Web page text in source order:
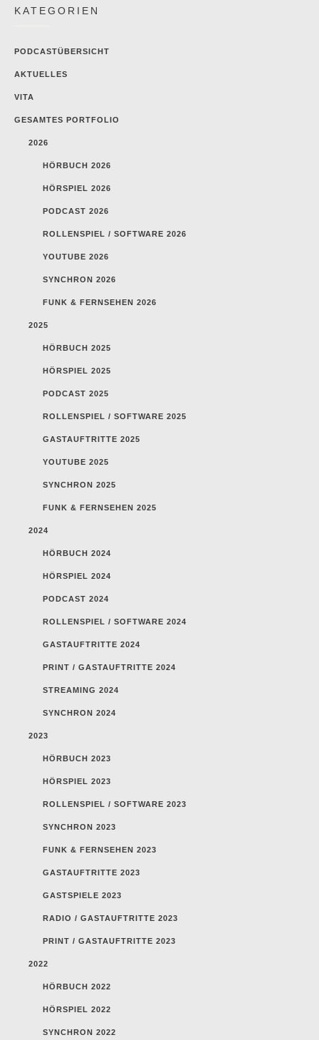
KATEGORIEN
PODCASTÜBERSICHT
AKTUELLES
VITA
GESAMTES PORTFOLIO
2026
HÖRBUCH 2026
HÖRSPIEL 2026
PODCAST 2026
ROLLENSPIEL / SOFTWARE 2026
YOUTUBE 2026
SYNCHRON 2026
FUNK & FERNSEHEN 2026
2025
HÖRBUCH 2025
HÖRSPIEL 2025
PODCAST 2025
ROLLENSPIEL / SOFTWARE 2025
GASTAUFTRITTE 2025
YOUTUBE 2025
SYNCHRON 2025
FUNK & FERNSEHEN 2025
2024
HÖRBUCH 2024
HÖRSPIEL 2024
PODCAST 2024
ROLLENSPIEL / SOFTWARE 2024
GASTAUFTRITTE 2024
PRINT / GASTAUFTRITTE 2024
STREAMING 2024
SYNCHRON 2024
2023
HÖRBUCH 2023
HÖRSPIEL 2023
ROLLENSPIEL / SOFTWARE 2023
SYNCHRON 2023
FUNK & FERNSEHEN 2023
GASTAUFTRITTE 2023
GASTSPIELE 2023
RADIO / GASTAUFTRITTE 2023
PRINT / GASTAUFTRITTE 2023
2022
HÖRBUCH 2022
HÖRSPIEL 2022
SYNCHRON 2022